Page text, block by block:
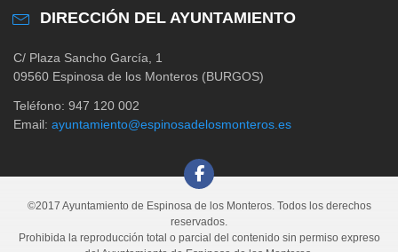
DIRECCIÓN DEL AYUNTAMIENTO
C/ Plaza Sancho García, 1
09560 Espinosa de los Monteros (BURGOS)
Teléfono: 947 120 002
Email: ayuntamiento@espinosadelosmonteros.es
©2017 Ayuntamiento de Espinosa de los Monteros. Todos los derechos
reservados.
Prohibida la reproducción total o parcial del contenido sin permiso expreso